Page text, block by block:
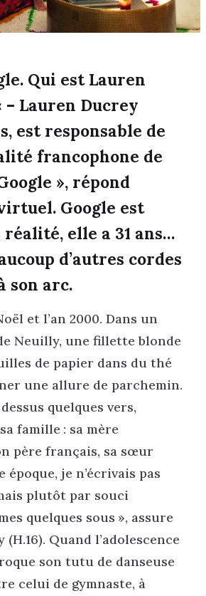
Qui est Lauren
– Lauren Ducrey
est responsable de
francophone de
», répond
Google est
elle a 31 ans…
d’autres cordes
son arc.
et l’an 2000. Dans un
Neuilly, une fillette blonde
de papier dans du thé
une allure de parchemin.
quelques vers,
famille : sa mère
père français, sa sœur
époque, je n’écrivais pas
plutôt par souci
quelques sous », assure
Quand l’adolescence
son tutu de danseuse
celui de gymnaste, à